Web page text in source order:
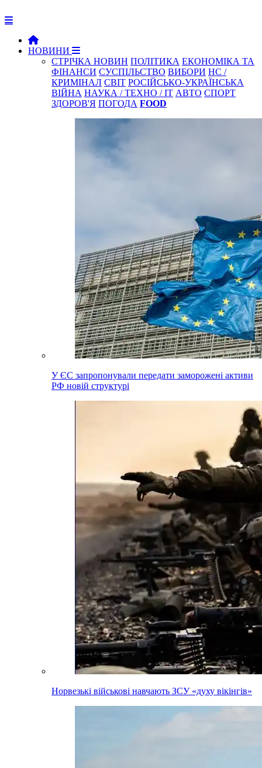
НОВИНИ
СТРІЧКА НОВИН ПОЛІТИКА ЕКОНОМІКА ТА
ФІНАНСИ СУСПІЛЬСТВО ВИБОРИ НС /
КРИМІНАЛ СВІТ РОСІЙСЬКО-УКРАЇНСЬКА
ВІЙНА НАУКА / ТЕХНО / IT АВТО СПОРТ
ЗДОРОВ'Я ПОГОДА FOOD
У ЄС запропонували передати заморожені активи
РФ новій структурі
Норвезькі військові навчають ЗСУ «духу вікінгів»